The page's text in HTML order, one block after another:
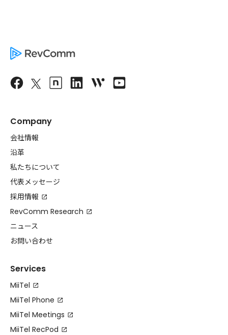
Company
会社情報
沿革
私たちについて
代表メッセージ
採用情報
RevComm Research
ニュース
お問い合わせ
Services
MiiTel
MiiTel Phone
MiiTel Meetings
MiiTel RecPod